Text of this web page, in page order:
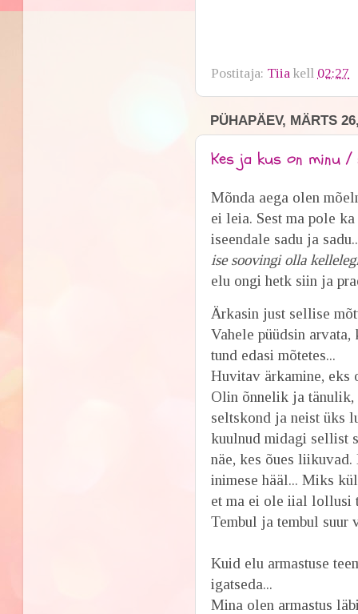
Postitaja: Tiia kell 02:27
PÜHAPÄEV, MÄRTS
Kes ja kus on minu
Mõnda aega olen
ei leia. Sest ma pole
iseendale sadu ja
ise soovingi olla
elu ongi hetk siin ja
Ärkasin just sellise
Vahele püüdsin
tund edasi mõtetes...
Huvitav ärkamine,
Olin õnnelik ja tänulik,
seltskond ja neist üks
kuulnud midagi sellist
näe, kes õues
inimese hääl... Miks
et ma ei ole iial lollusi
Tembul ja tembul suur
Kuid elu armastuse
igatseda...
Mina olen armastus